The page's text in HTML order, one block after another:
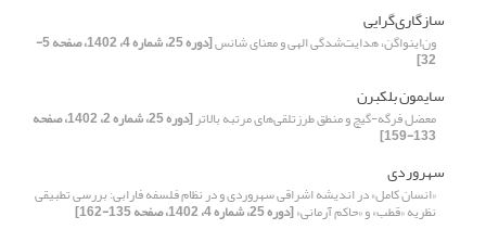
سازگاری‌گرایی
ون‌اینواگن، هدایت‌شدگی الهی و معنای شانس [دوره 25، شماره 4، 1402، صفحه 5-
32]
سایمون بلکبرن
معضل فرگه-گیچ و منطق طرزتلقی‌های مرتبه بالاتر [دوره 25، شماره 2، 1402، صفحه
133-159]
سهروردی
«انسان کامل» در اندیشه اشراقی سهروردی و در نظام فلسفه فارابی: بررسی تطبیقی
نظریه «قطب» و «حاکم آرمانی»[دوره 25، شماره 4، 1402، صفحه 135-162]